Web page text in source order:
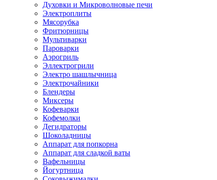
Духовки и Микроволновые печи
Электроплиты
Мясорубка
Фритюрницы
Мультиварки
Пароварки
Аэрогриль
Эллектрогрили
Электро шашлычница
Электрочайники
Блендеры
Миксеры
Кофеварки
Кофемолки
Дегидраторы
Шоколадницы
Аппарат для попкорна
Аппарат для сладкой ваты
Вафельницы
Йогуртница